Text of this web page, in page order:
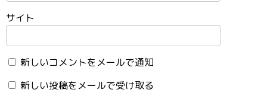
サイト
新しいコメントをメールで通知
新しい投稿をメールで受け取る